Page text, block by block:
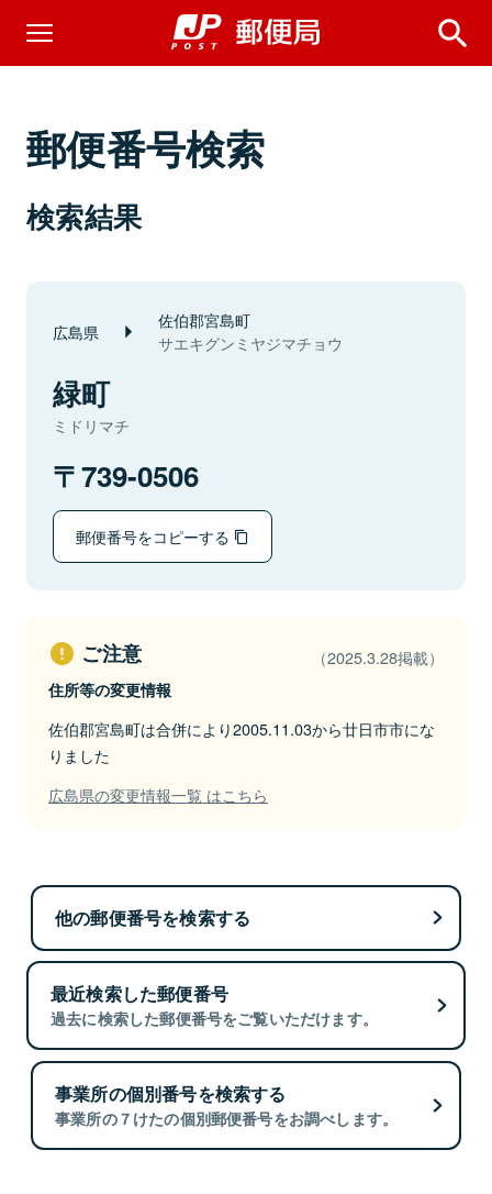
郵便番号検索
検索結果
広島県 佐伯郡宮島町
サエキグンミヤジマチョウ
緑町
ミドリマチ
739-0506
郵便番号をコピーする
ご注意 （2025.3.28掲載）
住所等の変更情報
佐伯郡宮島町は合併により2005.11.03から廿日市市にな
りました
広島県の変更情報一覧 はこちら
他の郵便番号を検索する
最近検索した郵便番号
過去に検索した郵便番号をご覧いただけます。
事業所の個別番号を検索する
事業所の７けたの個別郵便番号をお調べします。